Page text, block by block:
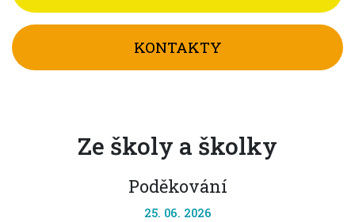
KONTAKTY
Ze školy a školky
Poděkování
25. 06. 2026